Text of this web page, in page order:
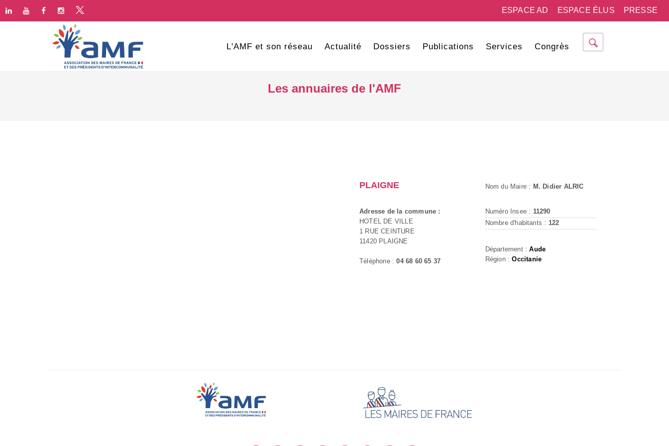
PRESSE
ESPACE ÉLUS
ESPACE AD
L'AMF et son réseau Actualité Dossiers Publications Services Congrès
Les annuaires de l'AMF
PLAIGNE
Adresse de la commune :
HOTEL DE VILLE
1 RUE CEINTURE
11420 PLAIGNE
Téléphone :04 68 60 65 37
Nom du Maire : M. Didier ALRIC
Numéro Insee : 11290
Nombre d'habitants : 122
Département :Aude
Région :Occitanie